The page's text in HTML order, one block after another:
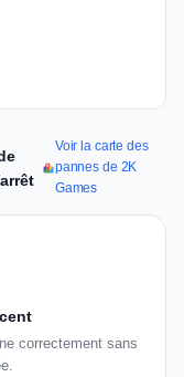
Voir la carte des
pannes de 2K
Games
correctement sans